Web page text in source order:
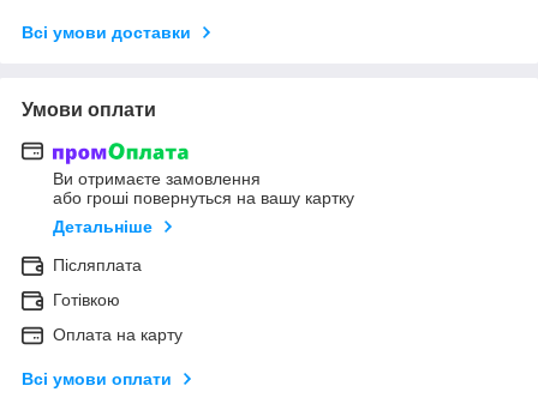
Всі умови доставки
Умови оплати
Ви отримаєте замовлення
або гроші повернуться на вашу картку
Детальніше
Післяплата
Готівкою
Оплата на карту
Всі умови оплати